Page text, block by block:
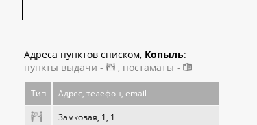
Адреса пунктов списком, Копыль:
пункты выдачи -
, постаматы -
Тип Адрес, телефон, email
Замковая, 1, 1